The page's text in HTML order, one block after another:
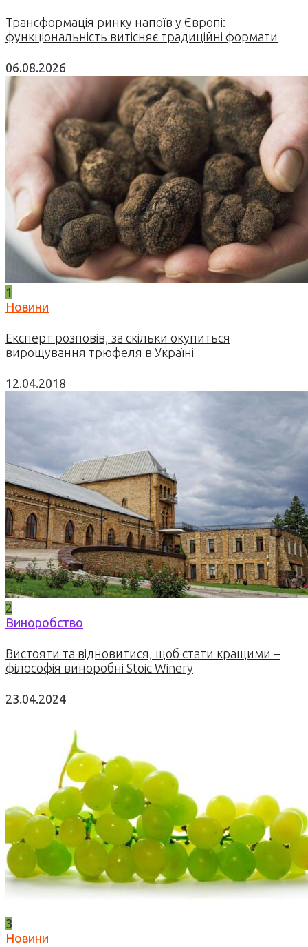
Трансформація ринку напоїв у Європі:
функціональність витісняє традиційні формати
06.08.2026
1
Новини
Експерт розповів, за скільки окупиться
вирощування трюфеля в Україні
12.04.2018
2
Виноробство
Вистояти та відновитися, щоб стати кращими –
філософія виноробні Stoic Winery
23.04.2024
3
Новини